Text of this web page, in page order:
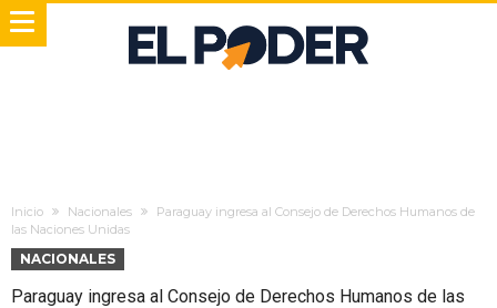
Inicio Nacionales
Paraguay ingresa al Consejo de Derechos Humanos de
las Naciones Unidas
NACIONALES
Paraguay ingresa al Consejo de Derechos Humanos de las